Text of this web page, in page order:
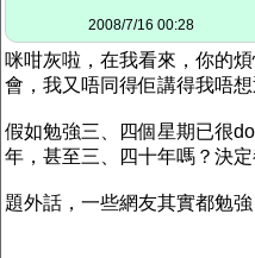
2008/7/16 00:28
咪咁灰啦，在我看來，你的
會，我又唔同得佢講得我唔想
假如勉強三、四個星期已很
年，甚至三、四十年嗎？決定
題外話，一些網友其實都勉